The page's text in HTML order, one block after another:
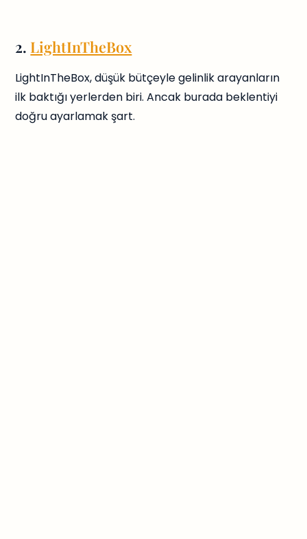
2. LightInTheBox
LightInTheBox, düşük bütçeyle gelinlik arayanların
ilk baktığı yerlerden biri. Ancak burada beklentiyi
doğru ayarlamak şart.